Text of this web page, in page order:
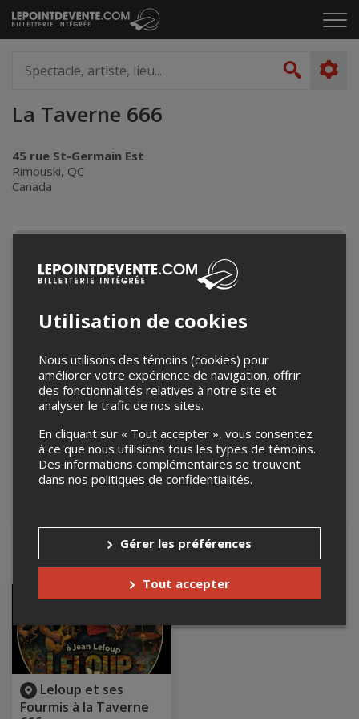
Passer
au
le
artiste,
lieu...
La Taverne 666
45 rue St-Germain Est
Rimouski, QC
Canada
−
Événements à venir
Leloup et ses
Fourmis à la Taverne
Utilisation de cookies
Nous utilisons des témoins (cookies) pour
améliorer votre expérience de navigation, offrir
des fonctionnalités relatives à notre site et
analyser le trafic de nos sites.
En cliquant sur « Tout accepter », vous consentez
à ce que nous utilisions tous les types de témoins.
Des informations complémentaires se trouvent
dans nos politiques de confidentialités.
Gérer les préférences
Tout accepter